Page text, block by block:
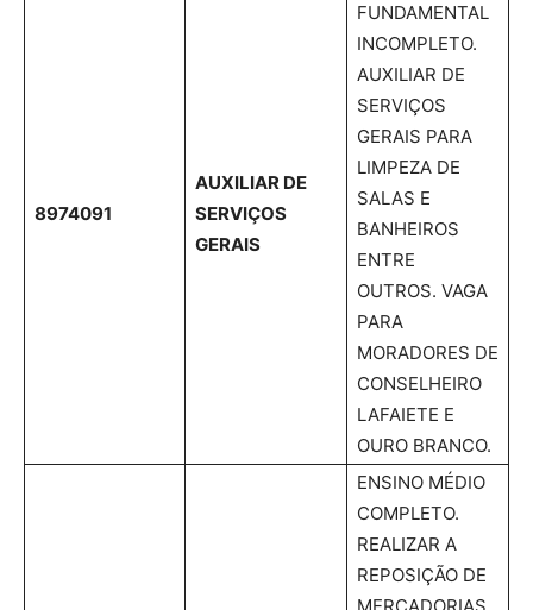
8974091
AUXILIAR DE
SERVIÇOS
GERAIS
FUNDAMENTAL
INCOMPLETO.
AUXILIAR DE
SERVIÇOS
GERAIS PARA
LIMPEZA DE
SALAS E
BANHEIROS
ENTRE
OUTROS. VAGA
PARA
MORADORES DE
CONSELHEIRO
LAFAIETE E
OURO BRANCO.
ENSINO MÉDIO
COMPLETO.
REALIZAR A
REPOSIÇÃO DE